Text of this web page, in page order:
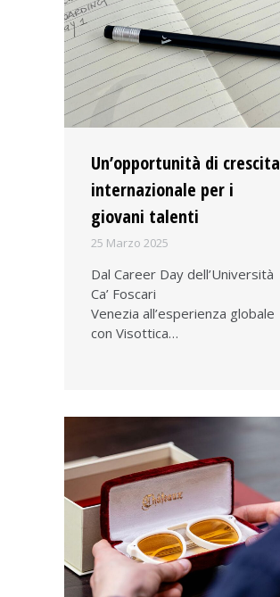
Un’opportunità di crescita
internazionale per i
giovani talenti
25 Marzo 2025
Dal Career Day dell’Università
Ca’ Foscari
Venezia all’esperienza globale
con Visottica…